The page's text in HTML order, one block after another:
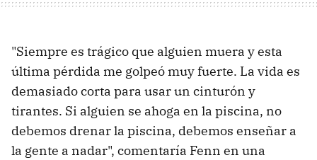
"Siempre es trágico que alguien muera y esta
última pérdida me golpeó muy fuerte. La vida es
demasiado corta para usar un cinturón y
tirantes. Si alguien se ahoga en la piscina, no
debemos drenar la piscina, debemos enseñar a
la gente a nadar", comentaría Fenn en una